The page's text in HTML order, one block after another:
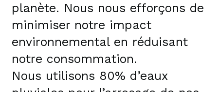
planète. Nous nous efforçons de
minimiser notre impact
environnemental en réduisant
notre consommation.
Nous utilisons 80% d’eaux